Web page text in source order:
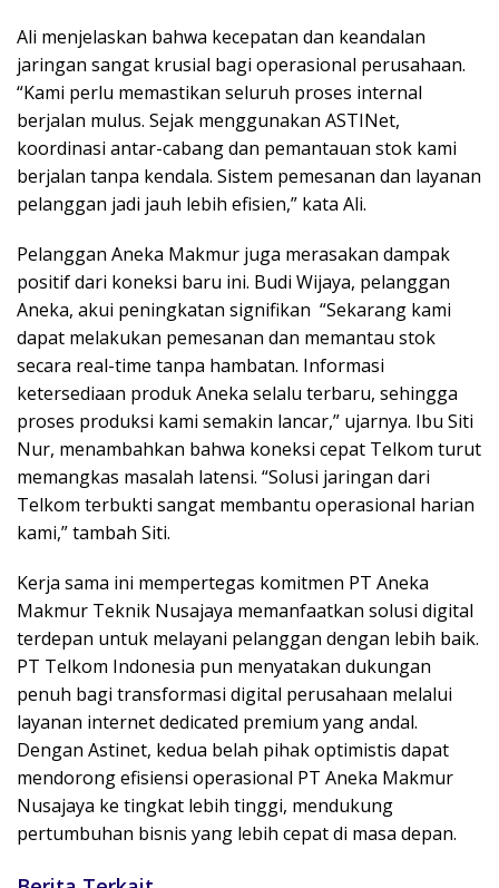
Ali menjelaskan bahwa kecepatan dan keandalan
jaringan sangat krusial bagi operasional perusahaan.
“Kami perlu memastikan seluruh proses internal
berjalan mulus. Sejak menggunakan ASTINet,
koordinasi antar-cabang dan pemantauan stok kami
berjalan tanpa kendala. Sistem pemesanan dan layanan
pelanggan jadi jauh lebih efisien,” kata Ali.
Pelanggan Aneka Makmur juga merasakan dampak
positif dari koneksi baru ini. Budi Wijaya, pelanggan
Aneka, akui peningkatan signifikan “Sekarang kami
dapat melakukan pemesanan dan memantau stok
secara real-time tanpa hambatan. Informasi
ketersediaan produk Aneka selalu terbaru, sehingga
proses produksi kami semakin lancar,” ujarnya. Ibu Siti
Nur, menambahkan bahwa koneksi cepat Telkom turut
memangkas masalah latensi. “Solusi jaringan dari
Telkom terbukti sangat membantu operasional harian
kami,” tambah Siti.
Kerja sama ini mempertegas komitmen PT Aneka
Makmur Teknik Nusajaya memanfaatkan solusi digital
terdepan untuk melayani pelanggan dengan lebih baik.
PT Telkom Indonesia pun menyatakan dukungan
penuh bagi transformasi digital perusahaan melalui
layanan internet dedicated premium yang andal.
Dengan Astinet, kedua belah pihak optimistis dapat
mendorong efisiensi operasional PT Aneka Makmur
Nusajaya ke tingkat lebih tinggi, mendukung
pertumbuhan bisnis yang lebih cepat di masa depan.